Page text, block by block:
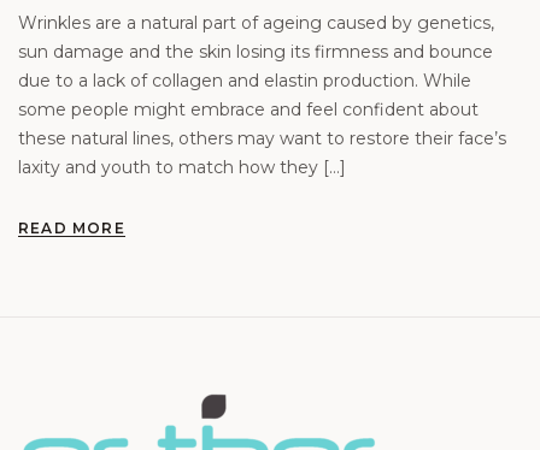
Wrinkles are a natural part of ageing caused by genetics,
sun damage and the skin losing its firmness and bounce
due to a lack of collagen and elastin production. While
some people might embrace and feel confident about
these natural lines, others may want to restore their face’s
laxity and youth to match how they […]
READ MORE